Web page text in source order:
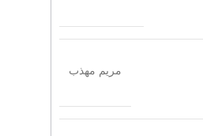
مریم مهذب